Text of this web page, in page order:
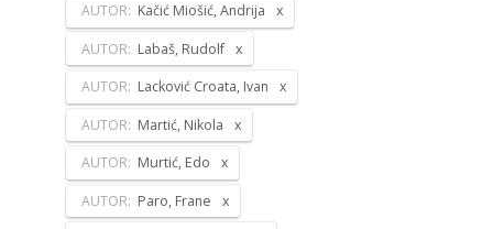
AUTOR: Kačić Miošić, Andrija
AUTOR: Labaš, Rudolf
AUTOR: Lacković Croata, Ivan
AUTOR: Martić, Nikola
AUTOR: Murtić, Edo
AUTOR: Paro, Frane